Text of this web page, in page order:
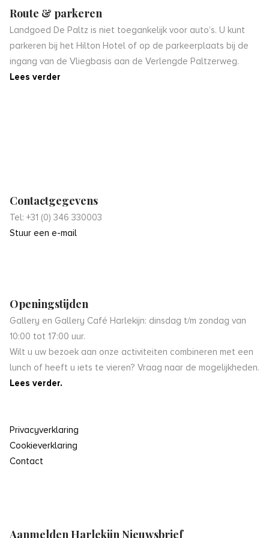
Route & parkeren
Landgoed De Paltz is niet toegankelijk voor auto’s. U kunt
parkeren bij het Hilton Hotel of op de parkeerplaats bij de
ingang van de Vliegbasis aan de Verlengde Paltzerweg.
Lees verder
Contactgegevens
Tel: +31 (0) 346 330003
Stuur een e-mail
Openingstijden
Gallery en Gallery Café Harlekijn: dinsdag t/m zondag van
10:00 tot 17:00 uur.
Wilt u uw bezoek aan onze activiteiten combineren met een
lunch of heeft u iets te vieren? Vraag naar de mogelijkheden.
Lees verder.
Privacyverklaring
Cookieverklaring
Contact
Aanmelden Harlekijn Nieuwsbrief